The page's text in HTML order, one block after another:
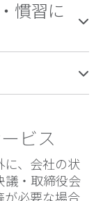
慣習に
ビス
に、会社の状
議・取締役会